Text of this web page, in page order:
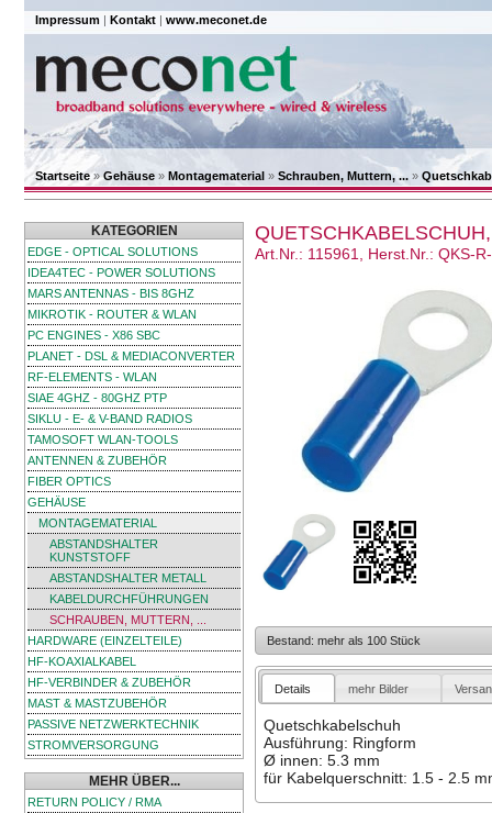
Impressum | Kontakt | www.meconet.de
Startseite»Gehäuse » Montagematerial » Schrauben, Muttern, ... »
KATEGORIEN
EDGE - OPTICAL SOLUTIONS
IDEA4TEC - POWER SOLUTIONS
MARS ANTENNAS - BIS 8GHZ
MIKROTIK - ROUTER & WLAN
PC ENGINES - X86 SBC
PLANET - DSL & MEDIACONVERTER
RF-ELEMENTS - WLAN
SIAE 4GHZ - 80GHZ PTP
SIKLU - E- & V-BAND RADIOS
TAMOSOFT WLAN-TOOLS
ANTENNEN & ZUBEHÖR
FIBER OPTICS
GEHÄUSE
MONTAGEMATERIAL
ABSTANDSHALTER
KUNSTSTOFF
ABSTANDSHALTER METALL
KABELDURCHFÜHRUNGEN
SCHRAUBEN, MUTTERN, ...
HARDWARE (EINZELTEILE)
HF-KOAXIALKABEL
HF-VERBINDER & ZUBEHÖR
MAST & MASTZUBEHÖR
PASSIVE NETZWERKTECHNIK
STROMVERSORGUNG
MEHR ÜBER...
RETURN POLICY / RMA
Art.Nr.: 115961, Herst.Nr.: QKS-
Bestand: mehr als 100 Stück
Details mehr Bilder
Quetschkabelschuh
Ausführung: Ringform
Ø innen: 5.3 mm
für Kabelquerschnitt: 1.5 - 2.5